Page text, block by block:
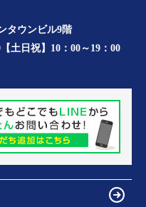
タウンビル9階
土日祝】10：00～19：00